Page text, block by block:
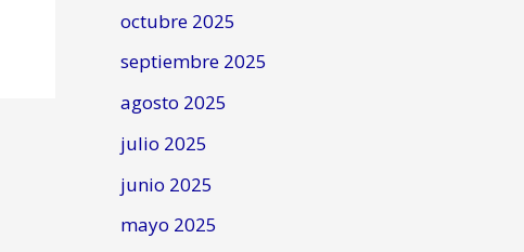
octubre 2025
septiembre 2025
agosto 2025
julio 2025
junio 2025
mayo 2025